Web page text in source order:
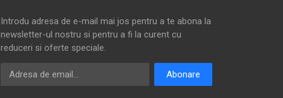
Introdu adresa de e-mail mai jos pentru a te abona la
newsletter-ul nostru si pentru a fi la curent cu
reduceri si oferte speciale.
Adresa de email
Abonare